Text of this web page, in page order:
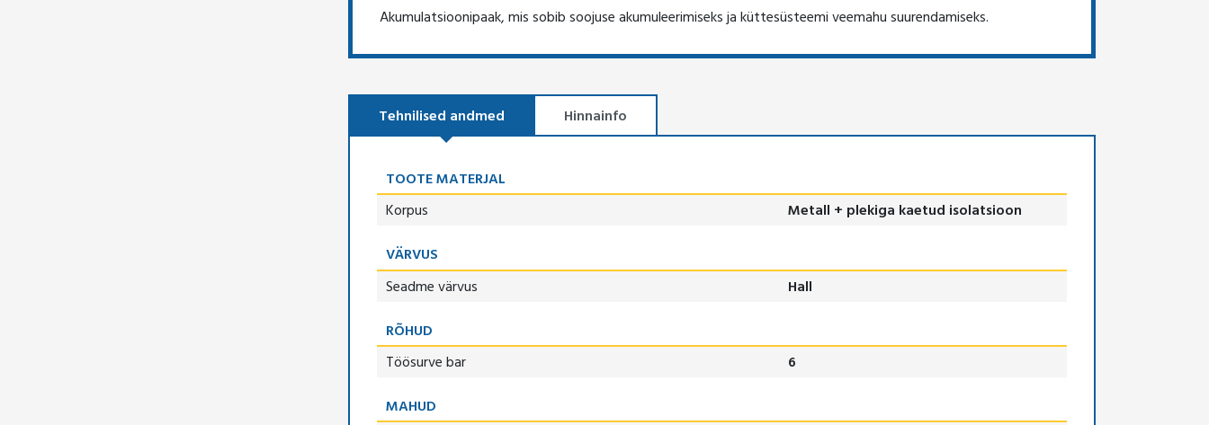
Akumulatsioonipaak, mis sobib soojuse akumuleerimiseks ja küttesüsteemi veemahu suurendamiseks.
Tehnilised andmed Hinnainfo
TOOTE MATERJAL
Korpus
Metall + plekiga kaetud isolatsioon
VÄRVUS
Seadme värvus
Hall
RÕHUD
Töösurve bar
6
MAHUD